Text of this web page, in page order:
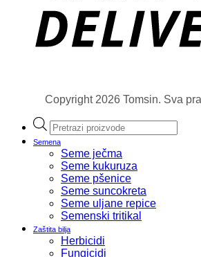
Copyright 2026 Tomsin. Sva
Products
search
Semena
Seme ječma
Seme kukuruza
Seme pšenice
Seme suncokreta
Seme uljane repice
Semenski tritikal
Zaštita bilja
Herbicidi
Fungicidi